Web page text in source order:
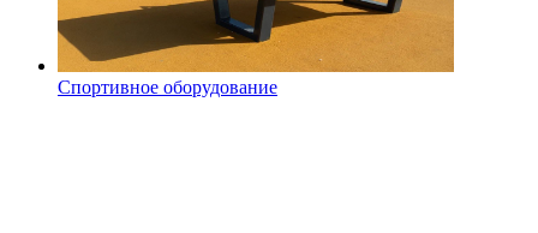
Спортивное оборудование